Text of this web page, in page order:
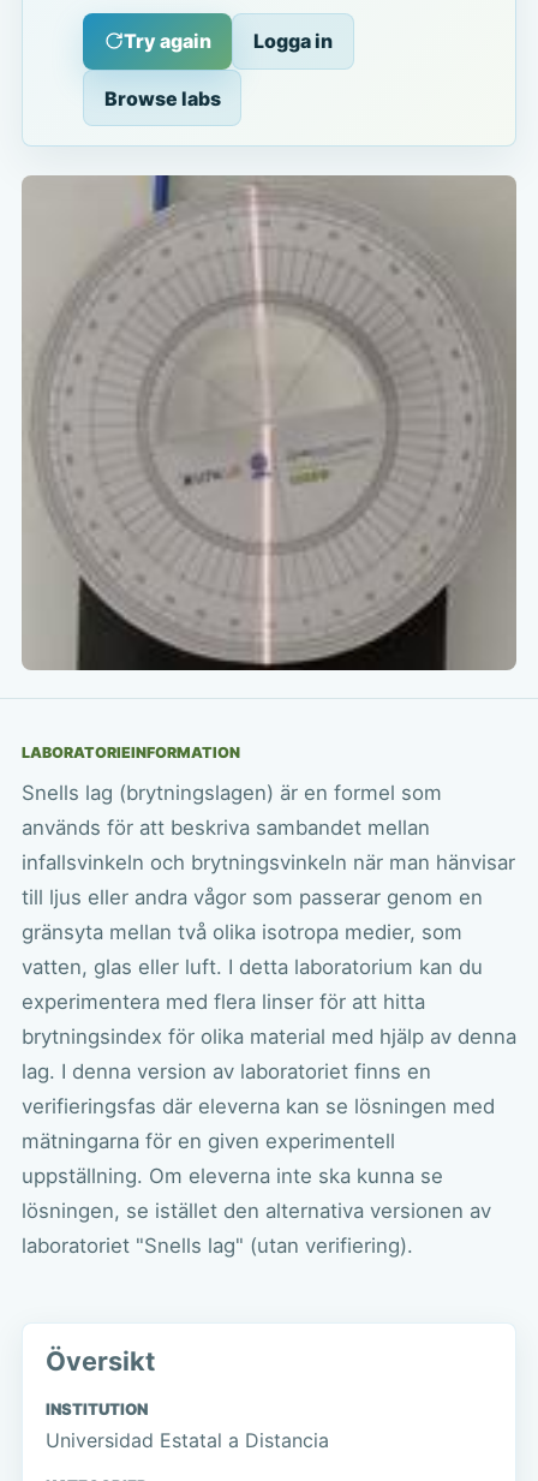
Try again Logga in
Browse labs
LABORATORIEINFORMATION
Snells lag (brytningslagen) är en formel som
används för att beskriva sambandet mellan
infallsvinkeln och brytningsvinkeln när man hänvisar
till ljus eller andra vågor som passerar genom en
gränsyta mellan två olika isotropa medier, som
vatten, glas eller luft. I detta laboratorium kan du
experimentera med flera linser för att hitta
brytningsindex för olika material med hjälp av denna
lag. I denna version av laboratoriet finns en
verifieringsfas där eleverna kan se lösningen med
mätningarna för en given experimentell
uppställning. Om eleverna inte ska kunna se
lösningen, se istället den alternativa versionen av
laboratoriet "Snells lag" (utan verifiering).
Översikt
INSTITUTION
Universidad Estatal a Distancia